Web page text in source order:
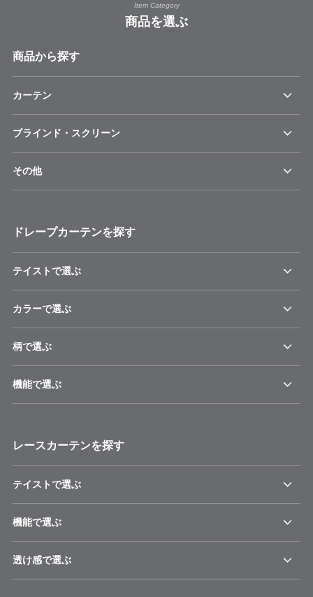
Item Category
商品を選ぶ
商品から探す
カーテン
ブラインド・スクリーン
その他
ドレープカーテンを探す
テイストで選ぶ
カラーで選ぶ
柄で選ぶ
機能で選ぶ
レースカーテンを探す
テイストで選ぶ
機能で選ぶ
透け感で選ぶ